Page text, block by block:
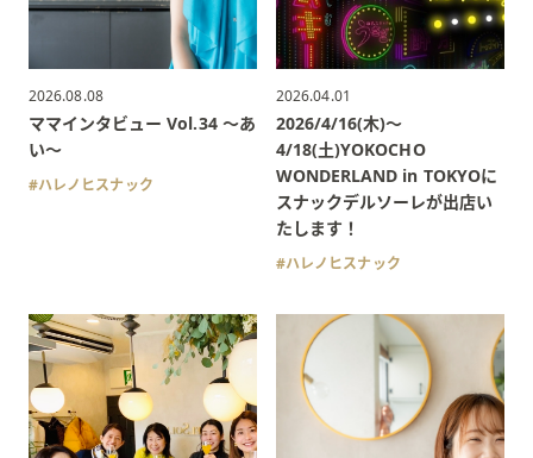
2026.08.08
ママインタビュー Vol.34 〜あ
い〜
ハレノヒスナック
2026.04.01
2026/4/16(木)〜
4/18(土)YOKOCHO
WONDERLAND in TOKYOに
スナックデルソーレが出店い
たします！
ハレノヒスナック